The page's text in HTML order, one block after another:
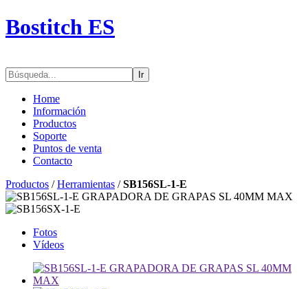
Bostitch ES
Ir
Home
Información
Productos
Soporte
Puntos de venta
Contacto
Productos /Herramientas /SB156SL-1-E
Fotos
Vídeos